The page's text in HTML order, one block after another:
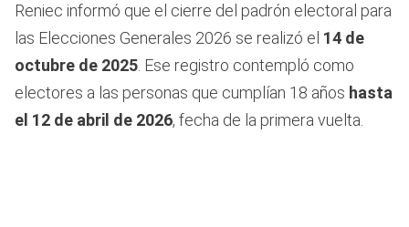
Reniec informó que el cierre del padrón electoral para
las Elecciones Generales 2026 se realizó el 14 de
octubre de 2025. Ese registro contempló como
electores a las personas que cumplían 18 años hasta
el 12 de abril de 2026, fecha de la primera vuelta.